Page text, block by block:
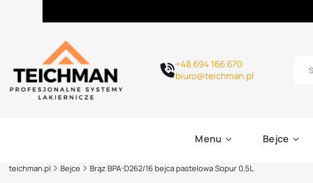
+48 694 166 670
biuro@teichman.pl
Menu Bejce
teichman.pl Bejce Brąz BPA-D262/16 bejca pastelowa Sopur 0,5L